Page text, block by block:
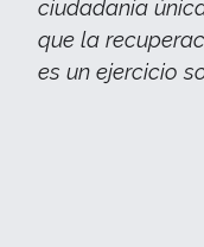
ciudadanía
que la
es un ejercicio